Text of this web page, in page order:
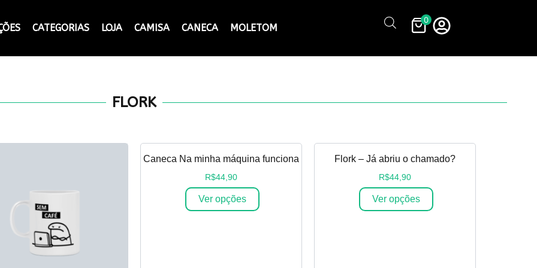
CATEGORIAS LOJA CAMISA CANECA MOLETOM
0
FLORK
Caneca Na minha máquina funciona
R$44,90
Ver opções
Flork – Já abriu o chamado?
R$44,90
Ver opções